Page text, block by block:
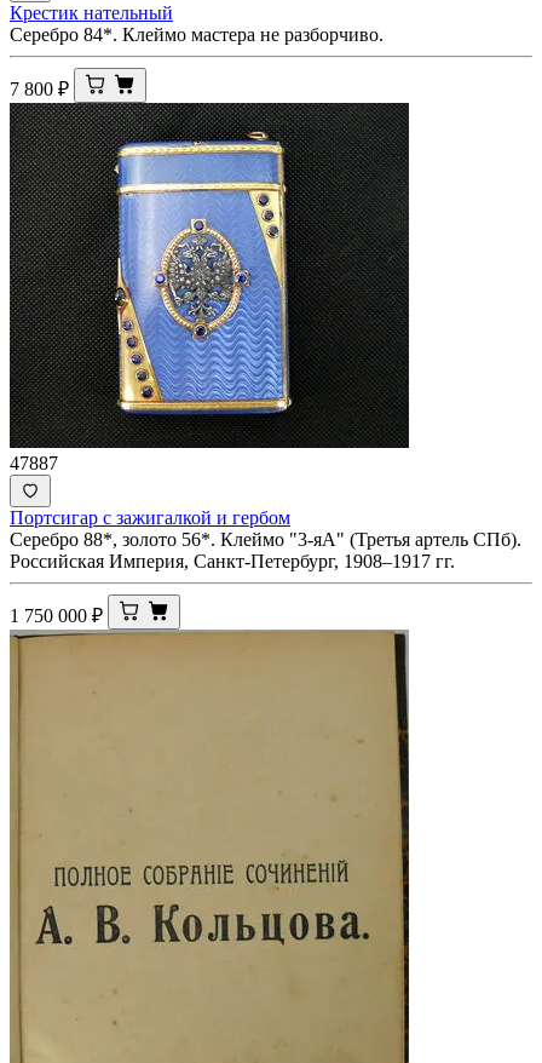
Крестик нательный
Серебро 84*. Клеймо мастера не разборчиво.
7 800 ₽
47887
Портсигар с зажигалкой и гербом
Серебро 88*, золото 56*. Клеймо "3-яА" (Третья артель СПб).
Российская Империя, Санкт-Петербург, 1908–1917 гг.
1 750 000 ₽